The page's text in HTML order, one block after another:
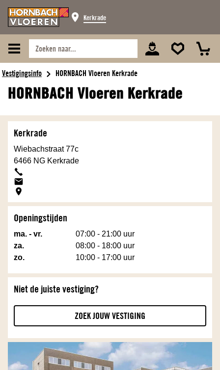
Kerkrade
Kerkrade
Wiebachstraat 77c
6466 NG Kerkrade
Openingstijden
ma. - vr.
07:00 - 21:00 uur
za.
08:00 - 18:00 uur
zo.
10:00 - 17:00 uur
Niet de juiste vestiging?